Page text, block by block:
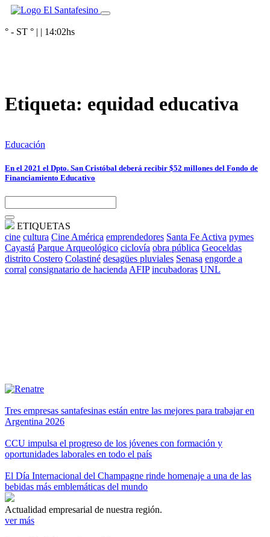
° - ST ° | | 14:02hs
Etiqueta: equidad educativa
Educación
En el 2021 el Dpto. San Cristóbal deberá recibir $52 millones del Fondo de
Financiamiento Educativo
ETIQUETAS
cine cultura Cine América emprendedores Santa Fe Activa pymes
Cayastá Parque Arqueológico ciclovía obra pública Geoceldas
distrito Costero Colastiné desagües pluviales Senasa engorde a
corral consignatario de hacienda AFIP incubadoras UNL
Tres empresas santafesinas están entre las mejores para trabajar en
Argentina 2026
CCU impulsa el progreso de los jóvenes con formación y
oportunidades laborales en todo el país
El Día Internacional del Champagne rinde homenaje a una de las
bebidas más emblemáticas del mundo
Actualidad empresarial de nuestra región.
ver más